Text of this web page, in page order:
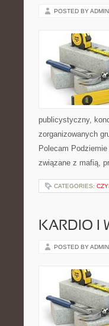
POSTED BY ADMIN
publicystyczny,
zorganizowanych
Polecam
związane z mafią,
CATEGORIES:
KARDIO I
POSTED BY ADMIN